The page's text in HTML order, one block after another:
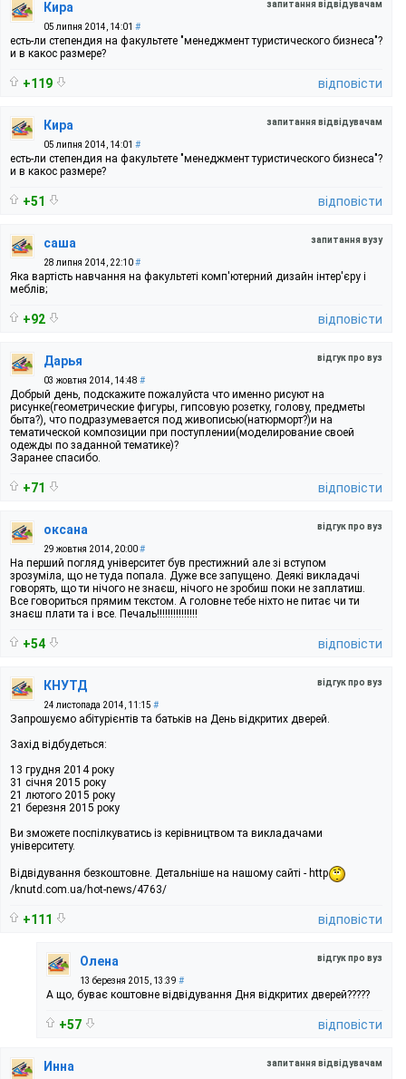
запитання відвідувачам
Кира
05 липня 2014, 14:01 #
есть-ли степендия на факультете "менеджмент туристического бизнеса"?
и в какос размере?
+119 відповісти
запитання відвідувачам
Кира
05 липня 2014, 14:01 #
есть-ли степендия на факультете "менеджмент туристического бизнеса"?
и в какос размере?
+51 відповісти
запитання вузу
саша
28 липня 2014, 22:10#
Яка вартість навчання на факультеті комп'ютерний дизайн інтер'єру і
меблів;
+92 відповісти
відгук про вуз
Дарья
03 жовтня 2014, 14:48 #
Добрый день, подскажите пожалуйста что именно рисуют на
рисунке(геометрические фигуры, гипсовую розетку, голову, предметы
быта?), что подразумевается под живописью(натюрморт?)и на
тематической композиции при поступлении(моделирование своей
одежды по заданной тематике)?
Заранее спасибо.
+71 відповісти
відгук про вуз
оксана
29 жовтня 2014, 20:00#
На перший погляд університет був престижний але зі вступом
зрозуміла, що не туда попала. Дуже все запущено. Деякі викладачі
говорять, що ти нічого не знаєш, нічого не зробиш поки не заплатиш.
Все говориться прямим текстом. А головне тебе ніхто не питає чи ти
знаєш плати та і все. Печаль!!!!!!!!!!!!!!!
+54 відповісти
відгук про вуз
КНУТД
24 листопада 2014, 11:15 #
Запрошуємо абітурієнтів та батьків на День відкритих дверей.
Захід відбудеться:
13 грудня 2014 року
31 січня 2015 року
21 лютого 2015 року
21 березня 2015 року
Ви зможете поспілкуватись із керівництвом та викладачами
університету.
Відвідування безкоштовне. Детальніше на нашому сайті - http
/knutd.com.ua/hot-news/4763/
+111 відповісти
відгук про вуз
Олена
13 березня 2015, 13:39 #
А що, буває коштовне відвідування Дня відкритих дверей?????
+57 відповісти
запитання відвідувачам
Инна